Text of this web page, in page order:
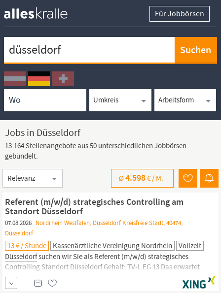
Für Jobbörsen
Ortssuche
Umkreissuche
Arbeitsform
Jobs in Düsseldorf
13.164 Stellenangebote aus 50 unterschiedlichen Jobbörsen
gebündelt.
Sortierung
Ø4.598€ / M.
Referent (m/w/d) strategisches Controlling am
Standort Düsseldorf
07.08.2026 Nordrhein Westfalen, Düsseldorf Kreisfreie Stadt, 40474,
Düsseldorf
13 € / Stunde Kassenärztliche Vereinigung Nordrhein
Vollzeit
Düsseldorfsuchen wir Sie als Referent (m/w/d) strategisches
Controlling Standort DüsseldorfGehalt: TV-L EG 13 Das erwartet
Sie: Eigenständiges Konzipieren und Weiterentwickeln von
Controlling-Instrumenten, Berichten und Analysen in